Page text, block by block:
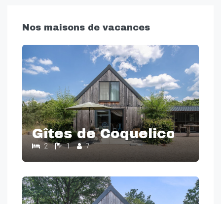
Nos maisons de vacances
Gîtes de Coquelicot
2 1 7